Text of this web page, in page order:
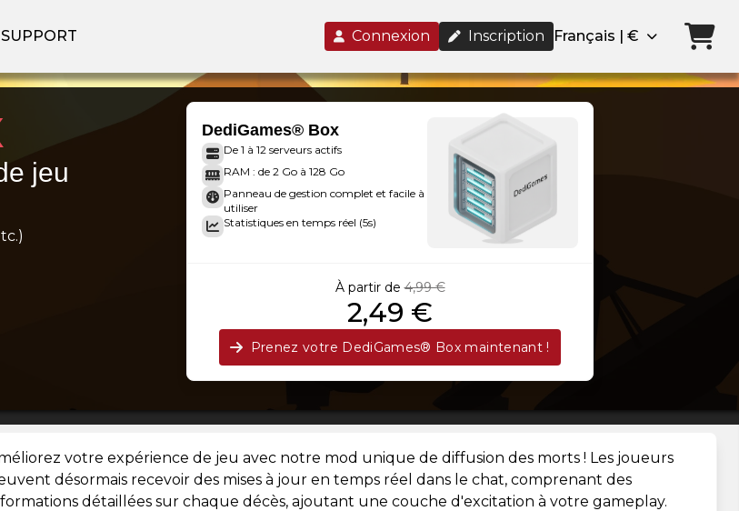
Connexion Inscription Français | €
jeu
DediGames® Box
De 1 à 12 serveurs actifs
RAM : de 2 Go à 128 Go
Panneau de gestion complet et facile à
utiliser
Statistiques en temps réel (5s)
À partir de 4,99 €
2,49 €
Prenez votre DediGames® Box maintenant !
votre expérience de jeu avec notre mod unique de diffusion des morts ! Les joueurs
désormais recevoir des mises à jour en temps réel dans le chat, comprenant des
détaillées sur chaque décès, ajoutant une couche d'excitation à votre gameplay.